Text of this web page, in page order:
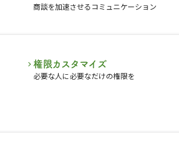
商談を加速させるコミュニケーション
権限カスタマイズ
必要な人に必要なだけの権限を